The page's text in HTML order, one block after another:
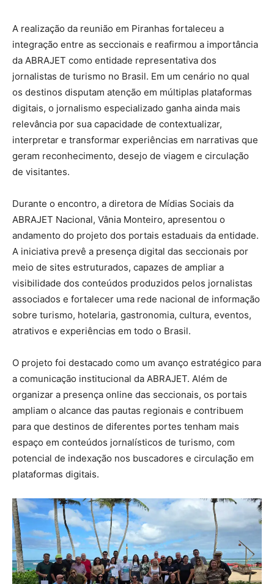
A realização da reunião em Piranhas fortaleceu a
integração entre as seccionais e reafirmou a importância
da ABRAJET como entidade representativa dos
jornalistas de turismo no Brasil. Em um cenário no qual
os destinos disputam atenção em múltiplas plataformas
digitais, o jornalismo especializado ganha ainda mais
relevância por sua capacidade de contextualizar,
interpretar e transformar experiências em narrativas que
geram reconhecimento, desejo de viagem e circulação
de visitantes.
Durante o encontro, a diretora de Mídias Sociais da
ABRAJET Nacional, Vânia Monteiro, apresentou o
andamento do projeto dos portais estaduais da entidade.
A iniciativa prevê a presença digital das seccionais por
meio de sites estruturados, capazes de ampliar a
visibilidade dos conteúdos produzidos pelos jornalistas
associados e fortalecer uma rede nacional de informação
sobre turismo, hotelaria, gastronomia, cultura, eventos,
atrativos e experiências em todo o Brasil.
O projeto foi destacado como um avanço estratégico para
a comunicação institucional da ABRAJET. Além de
organizar a presença online das seccionais, os portais
ampliam o alcance das pautas regionais e contribuem
para que destinos de diferentes portes tenham mais
espaço em conteúdos jornalísticos de turismo, com
potencial de indexação nos buscadores e circulação em
plataformas digitais.